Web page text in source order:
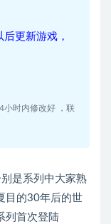
更新游戏，
小时内修改好 ，联
是系列中大家熟
目的30年后的世
列首次登陆